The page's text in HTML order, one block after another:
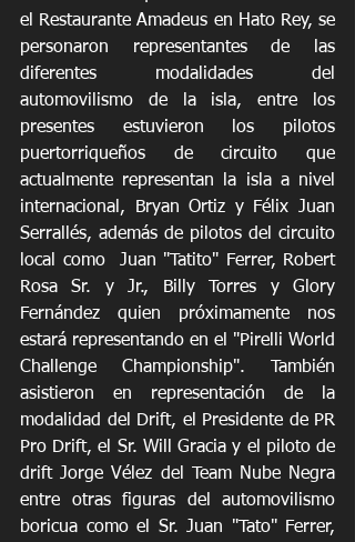
el Restaurante Amadeus en Hato Rey, se
personaron representantes de las
diferentes modalidades del
automovilismo de la isla, entre los
presentes estuvieron los pilotos
puertorriqueños de circuito que
actualmente representan la isla a nivel
internacional, Bryan Ortiz y Félix Juan
Serrallés, además de pilotos del circuito
local como  Juan "Tatito" Ferrer, Robert
Rosa Sr. y Jr., Billy Torres y Glory
Fernández quien próximamente nos
estará representando en el "Pirelli World
Challenge Championship". También
asistieron en representación de la
modalidad del Drift, el Presidente de PR
Pro Drift, el Sr. Will Gracia y el piloto de
drift Jorge Vélez del Team Nube Negra
entre otras figuras del automovilismo
boricua como el Sr. Juan "Tato" Ferrer,